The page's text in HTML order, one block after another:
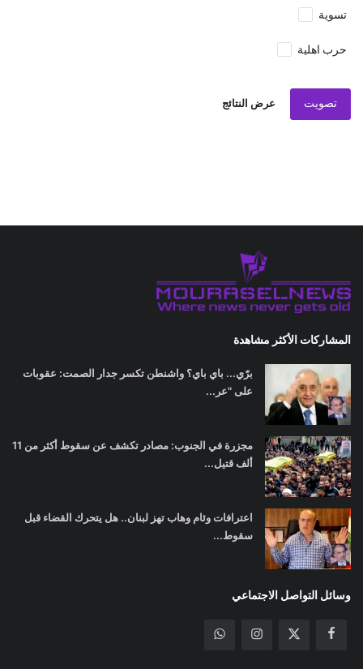
تسوية
حرب اهلية
تصويت عرض النتائج
المشاركات الأكثر مشاهدة
برّي... باي باي؟ واشنطن تكسر جدار الصمت: عقوبات
على "عر...
مجزرة في الجنوب: مصادر تكشف عن سقوط أكثر من 11
ألف قتيل...
اعترافات وئام وهاب تهز لبنان.. هل يتحرك القضاء قبل
سقوط...
وسائل التواصل الاجتماعي